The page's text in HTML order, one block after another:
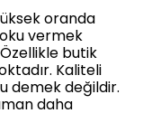
oranda
vermek
butik
Kaliteli
demek değildir.
daha